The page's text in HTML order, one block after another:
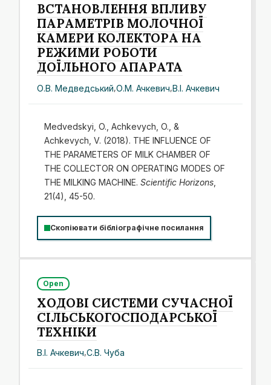
ВСТАНОВЛЕННЯ ВПЛИВУ
ПАРАМЕТРІВ МОЛОЧНОЇ
КАМЕРИ КОЛЕКТОРА НА
РЕЖИМИ РОБОТИ
ДОЇЛЬНОГО АПАРАТА
О.В. Медведський,О.М. Ачкевич,В.І. Ачкевич
Medvedskyi, O., Achkevych, O., &
Achkevych, V. (2018). THE INFLUENCE OF
THE PARAMETERS OF MILK CHAMBER OF
THE COLLECTOR ON OPERATING MODES OF
THE MILKING MACHINE. Scientific Horizons,
21(4), 45-50.
Скопіювати бібліографічне посилання
Open
ХОДОВІ СИСТЕМИ СУЧАСНОЇ
СІЛЬСЬКОГОСПОДАРСЬКОЇ
ТЕХНІКИ
В.І. Ачкевич,С.В. Чуба